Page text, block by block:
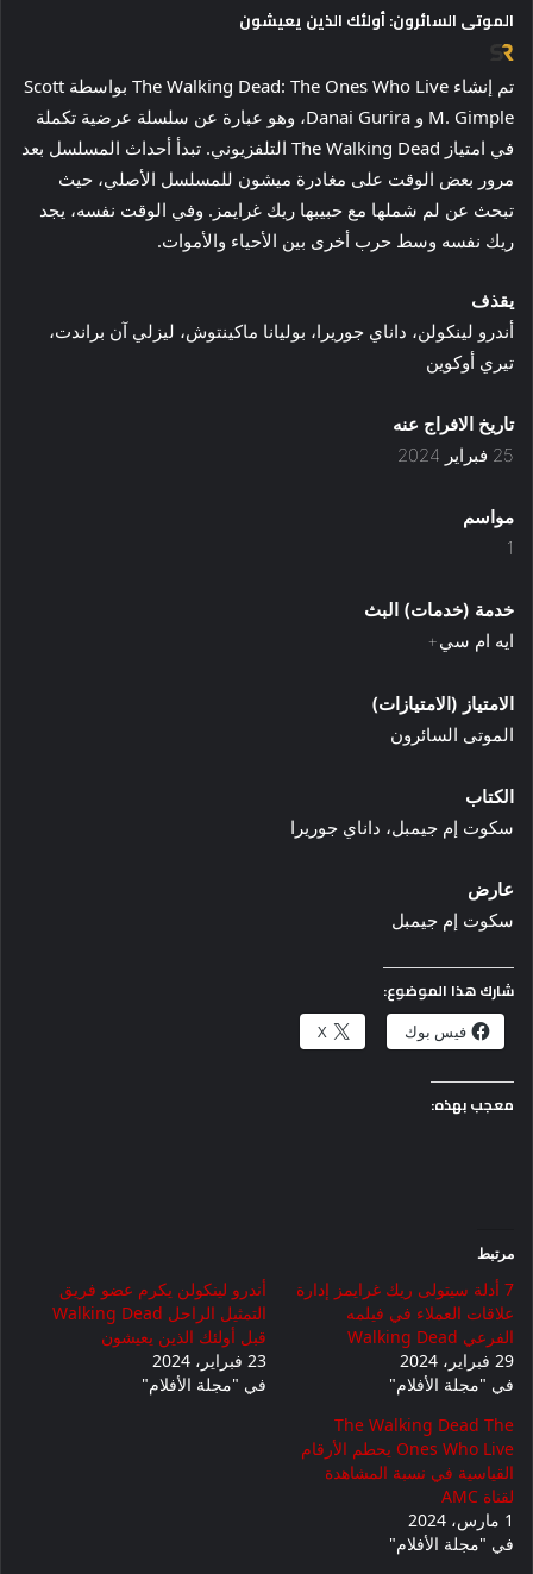
الموتى السائرون: أولئك الذين يعيشون
تم إنشاء The Walking Dead: The Ones Who Live بواسطة Scott
M. Gimple و Danai Gurira، وهو عبارة عن سلسلة عرضية تكملة
في امتياز The Walking Dead التلفزيوني. تبدأ أحداث المسلسل بعد
مرور بعض الوقت على مغادرة ميشون للمسلسل الأصلي، حيث
تبحث عن لم شملها مع حبيبها ريك غرايمز. وفي الوقت نفسه، يجد
ريك نفسه وسط حرب أخرى بين الأحياء والأموات.
يقذف
أندرو لينكولن، داناي جوريرا، بوليانا ماكينتوش، ليزلي آن براندت،
تيري أوكوين
تاريخ الافراج عنه
25 فبراير 2024
مواسم
1
خدمة (خدمات) البث
ايه ام سي+
الامتياز (الامتيازات)
الموتى السائرون
الكتاب
سكوت إم جيمبل، داناي جوريرا
عارض
سكوت إم جيمبل
شارك هذا الموضوع:
فيس بوك X
معجب بهذه:
مرتبط
7 أدلة سيتولى ريك غرايمز إدارة
علاقات العملاء في فيلمه
الفرعي Walking Dead
29 فبراير، 2024
في "مجلة الأفلام"
أندرو لينكولن يكرم عضو فريق
التمثيل الراحل Walking Dead
قبل أولئك الذين يعيشون
23 فبراير، 2024
في "مجلة الأفلام"
The Walking Dead The
Ones Who Live يحطم الأرقام
القياسية في نسبة المشاهدة
لقناة AMC
1 مارس، 2024
في "مجلة الأفلام"